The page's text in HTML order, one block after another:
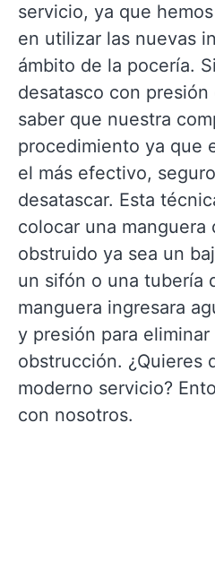
servicio, ya que
en utilizar las nuevas
ámbito de la pocería.
desatasco con
saber que nuestra
procedimiento ya que
el más efectivo,
desatascar. Esta
colocar una
obstruido ya sea un
un sifón o una tubería
manguera ingresara
y presión para
obstrucción. ¿Quieres
moderno servicio?
con nosotros.